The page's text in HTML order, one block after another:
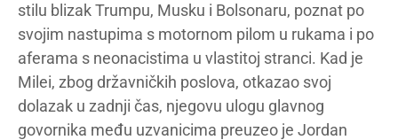
stilu blizak Trumpu, Musku i Bolsonaru, poznat po
svojim nastupima s motornom pilom u rukama i po
aferama s neonacistima u vlastitoj stranci. Kad je
Milei, zbog državničkih poslova, otkazao svoj
dolazak u zadnji čas, njegovu ulogu glavnog
govornika među uzvanicima preuzeo je Jordan